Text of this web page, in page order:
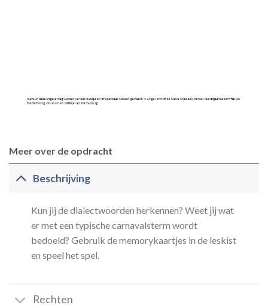
Meer over de opdracht
Beschrijving
Kun jij de dialectwoorden herkennen? Weet jij wat
er met een typische carnavalsterm wordt
bedoeld? Gebruik de memorykaartjes in de leskist
en speel het spel.
Rechten